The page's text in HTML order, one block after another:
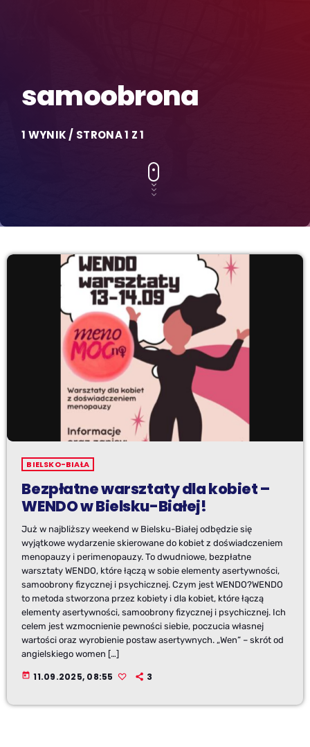
samoobrona
1 WYNIK / STRONA 1 Z 1
BIELSKO-BIAŁA
Bezpłatne warsztaty dla kobiet –
WENDO w Bielsku-Białej!
Już w najbliższy weekend w Bielsku-Białej odbędzie się
wyjątkowe wydarzenie skierowane do kobiet z doświadczeniem
menopauzy i perimenopauzy. To dwudniowe, bezpłatne
warsztaty WENDO, które łączą w sobie elementy asertywności,
samoobrony fizycznej i psychicznej. Czym jest WENDO?WENDO
to metoda stworzona przez kobiety i dla kobiet, które łączą
elementy asertywności, samoobrony fizycznej i psychicznej. Ich
celem jest wzmocnienie pewności siebie, poczucia własnej
wartości oraz wyrobienie postaw asertywnych. „Wen” – skrót od
angielskiego women […]
today 11.09.2025, 08:55 3